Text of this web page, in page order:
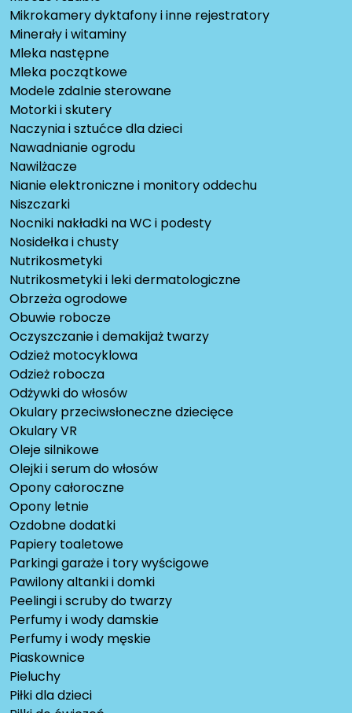
Mikrokamery dyktafony i inne rejestratory
Minerały i witaminy
Mleka następne
Mleka początkowe
Modele zdalnie sterowane
Motorki i skutery
Naczynia i sztućce dla dzieci
Nawadnianie ogrodu
Nawilżacze
Nianie elektroniczne i monitory oddechu
Niszczarki
Nocniki nakładki na WC i podesty
Nosidełka i chusty
Nutrikosmetyki
Nutrikosmetyki i leki dermatologiczne
Obrzeża ogrodowe
Obuwie robocze
Oczyszczanie i demakijaż twarzy
Odzież motocyklowa
Odzież robocza
Odżywki do włosów
Okulary przeciwsłoneczne dziecięce
Okulary VR
Oleje silnikowe
Olejki i serum do włosów
Opony całoroczne
Opony letnie
Ozdobne dodatki
Papiery toaletowe
Parkingi garaże i tory wyścigowe
Pawilony altanki i domki
Peelingi i scruby do twarzy
Perfumy i wody damskie
Perfumy i wody męskie
Piaskownice
Pieluchy
Piłki dla dzieci